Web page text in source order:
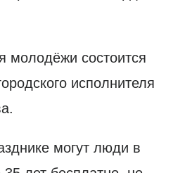
молодёжи состоится
исполнителя
могут люди в